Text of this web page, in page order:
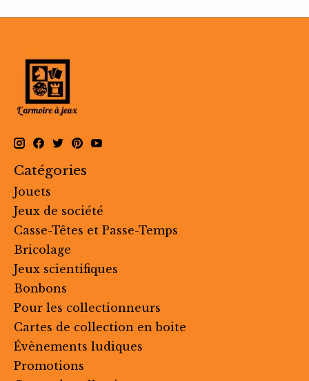
Catégories
Jouets
Jeux de société
Casse-Têtes et Passe-Temps
Bricolage
Jeux scientifiques
Bonbons
Pour les collectionneurs
Cartes de collection en boite
Évènements ludiques
Promotions